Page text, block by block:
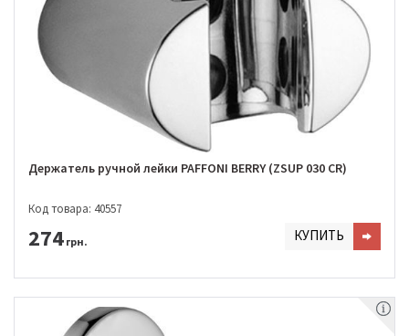
Держатель ручной лейки PAFFONI BERRY (ZSUP 030 CR)
Код товара: 40557
274 грн. КУПИТЬ